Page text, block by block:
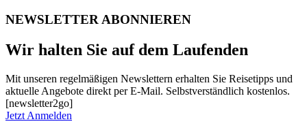
NEWSLETTER ABONNIEREN
Wir halten Sie auf dem Laufenden
Mit unseren regelmäßigen Newslettern erhalten Sie Reisetipps und
aktuelle Angebote direkt per E-Mail. Selbstverständlich kostenlos.
[newsletter2go]
Jetzt Anmelden